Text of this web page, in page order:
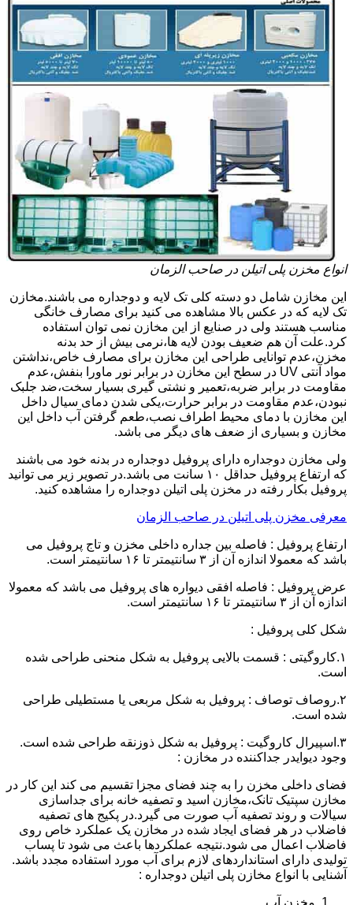
انواع مخزن پلی اتیلن در صاحب الزمان
این مخازن شامل دو دسته کلی تک لایه و دوجداره می باشند.مخازن
تک لایه که در عکس بالا مشاهده می کنید برای مصارف خانگی
مناسب هستند ولی در صنایع از این مخازن نمی توان استفاده
کرد.علت آن هم ضعیف بودن لایه ها،نرمی بیش از حد بدنه
مخزن،عدم توانایی طراحی این مخازن برای مصارف خاص،نداشتن
مواد آنتی UV در سطح این مخازن در برابر نور ماورا بنفش،عدم
مقاومت در برابر ضربه،تعمیر و نشتی گیری بسیار سخت،ضد جلبک
نبودن،عدم مقاومت در برابر حرارت،یکی شدن دمای سیال داخل
این مخازن با دمای محیط اطراف نصب،طعم گرفتن آب داخل این
مخازن و بسیاری از ضعف های دیگر می باشد.
ولی مخازن دوجداره دارای پروفیل دوجداره در بدنه خود می باشند
که ارتفاع پروفیل حداقل ۱۰ سانت می باشد.در تصویر زیر می توانید
پروفیل بکار رفته در مخزن پلی اتیلن دوجداره را مشاهده کنید.
معرفی مخزن پلی اتیلن در صاحب الزمان
ارتفاع پروفیل : فاصله بین جداره داخلی مخزن و تاج پروفیل می
باشد که معمولا اندازه آن از ۳ سانتیمتر تا ۱۶ سانتیمتر است.
عرض پروفیل : فاصله افقی دیواره های پروفیل می باشد که معمولا
اندازه آن از ۳ سانتیمتر تا ۱۶ سانتیمتر است.
شکل کلی پروفیل :
۱.کاروگیتی : قسمت بالایی پروفیل به شکل منحنی طراحی شده
است.
۲.روصاف توصاف : پروفیل به شکل مربعی یا مستطیلی طراحی
شده است.
۳.اسپیرال کاروگیت : پروفیل به شکل ذوزنقه طراحی شده است.
وجود دیوایدر جداکننده در مخازن :
فضای داخلی مخزن را به چند فضای مجزا تقسیم می کند این کار در
مخازن سپتیک تانک،مخازن اسید و تصفیه خانه برای جداسازی
سیالات و روند تصفیه آب صورت می گیرد.در پکیج های تصفیه
فاضلاب در هر فضای ایجاد شده در مخازن یک عملکرد خاص روی
فاضلاب اعمال می شود.نتیجه عملکردها باعث می شود تا پساب
تولیدی دارای استانداردهای لازم برای آب مورد استفاده مجدد باشد.
آشنایی با انواع مخازن پلی اتیلن دوجداره :
مخزن آب